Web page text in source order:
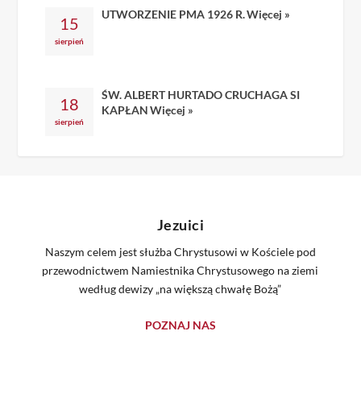
15
sierpień
UTWORZENIE PMA 1926 R.Więcej »
18
sierpień
ŚW. ALBERT HURTADO CRUCHAGA SI
KAPŁAN Więcej »
Jezuici
Naszym celem jest służba Chrystusowi w Kościele pod
przewodnictwem Namiestnika Chrystusowego na ziemi
według dewizy „na większą chwałę Bożą”
POZNAJ NAS